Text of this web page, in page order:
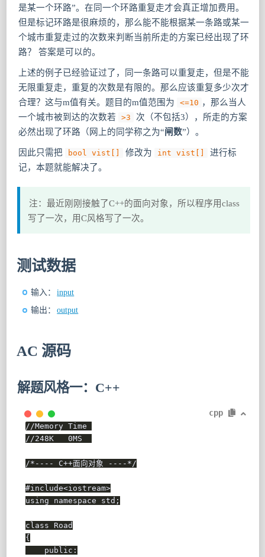
是某一个环路”。在同一个环路重复走才会真正增加费用。
但是标记环路是很麻烦的，那么能不能根据某一条路或某一
个城市重复走过的次数来判断当前所走的方案已经出现了环
路？ 答案是可以的。
上述的例子已经验证过了，同一条路可以重复走，但是不能
无限重复走，重复的次数是有限的。那么应该重复多少次才
合理？这与m值有关。题目的m值范围为
<=10 ，那么当人
一个城市被到达的次数若
>3
次（不包括3），所走的方案
必然出现了环路（网上的同学称之为“闸数”）。
因此只需把 bool vist[] 修改为 int vist[]
进行标
记，本题就能解决了。
注：最近刚刚接触了C++的面向对象，所以程序用class
写了一次，用C风格写了一次。
测试数据
输入： input
输出： output
AC 源码
解题风格一：C++
cpp
//Memory Time
//248K   0MS
/*---- C++面向对象 ----*/
#include<iostream>
using
namespace std ;
class
Road
{
public :